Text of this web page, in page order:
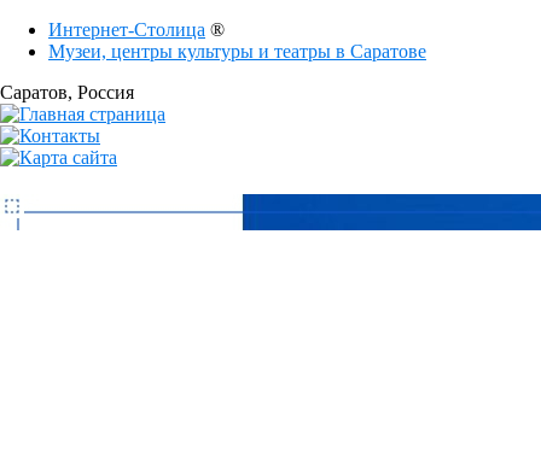
Интернет-Столица ®
Музеи, центры культуры и театры в Саратове
Саратов, Россия